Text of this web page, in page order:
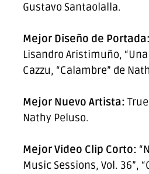
Gustavo Santaolalla.
Mejor Diseño de Portada:
Lisandro Aristimuño,
Cazzu, “Calambre” de
Mejor Nuevo Artista:
Nathy Peluso.
Mejor Video Clip Corto:
Music Sessions, Vol. 36”,